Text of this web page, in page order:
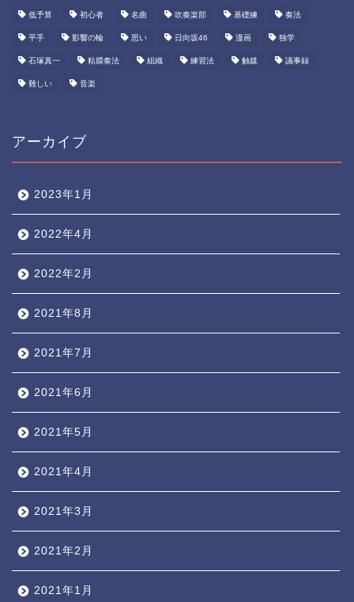
低予算 初心者 名曲 吹奏楽部 基礎練 奏法
平手 影響の輪 思い 日向坂46 漫画 独学
石塚真一 粘膜奏法 組織 練習法 触媒 議事録
難しい 音楽
アーカイブ
2023年1月
2022年4月
2022年2月
2021年8月
2021年7月
2021年6月
2021年5月
2021年4月
2021年3月
2021年2月
2021年1月